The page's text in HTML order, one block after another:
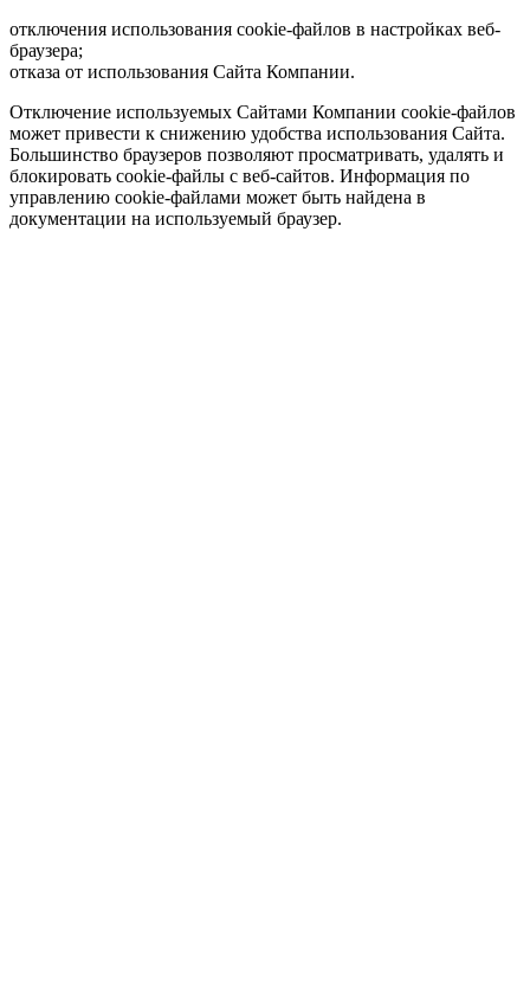
отключения использования cookie-файлов в настройках веб-
браузера;
отказа от использования Сайта Компании.
Отключение используемых Сайтами Компании cookie-файлов
может привести к снижению удобства использования Сайта.
Большинство браузеров позволяют просматривать, удалять и
блокировать cookie-файлы c веб-сайтов. Информация по
управлению cookie-файлами может быть найдена в
документации на используемый браузер.